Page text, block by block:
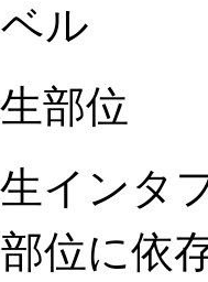
ル
部位
インタ
位に依